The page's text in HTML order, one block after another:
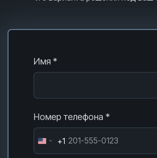
Имя *
Номер телефона *
+1